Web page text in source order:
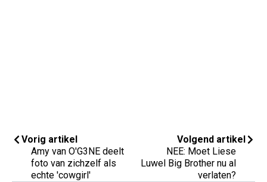
Vorig artikel
Amy van O'G3NE deelt
foto van zichzelf als
echte 'cowgirl'
Volgend artikel
NEE: Moet Liese
Luwel Big Brother nu al
verlaten?